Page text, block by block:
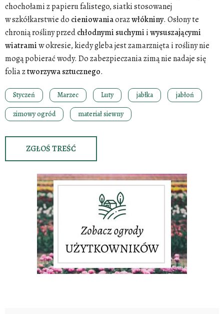
chochołami z papieru falistego, siatki stosowanej
w szkółkarstwie do cieniowaniaorazwłókniny. Osłony te
chronią rośliny przedchłodnymi suchymi iwysuszającymi
wiatramiw okresie, kiedy gleba jest zamarznięta i rośliny nie
mogą pobierać wody. Do zabezpieczania zimą nie nadaje się
folia ztworzywasztucznego.
Styczeń Marzec Luty jabłka
jabłoń
zimowy ogród
materiał siewny
ZGŁOŚ TREŚĆ